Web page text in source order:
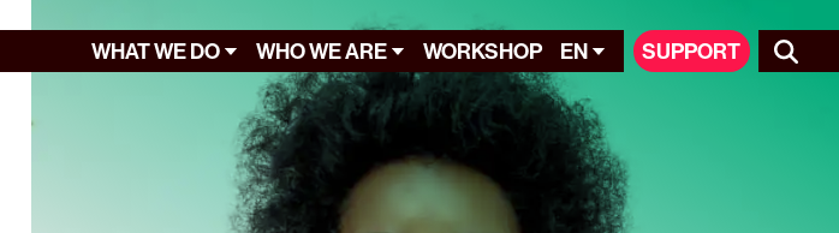
WHAT WE DO WHO WE ARE WORKSHOP EN SUPPORT